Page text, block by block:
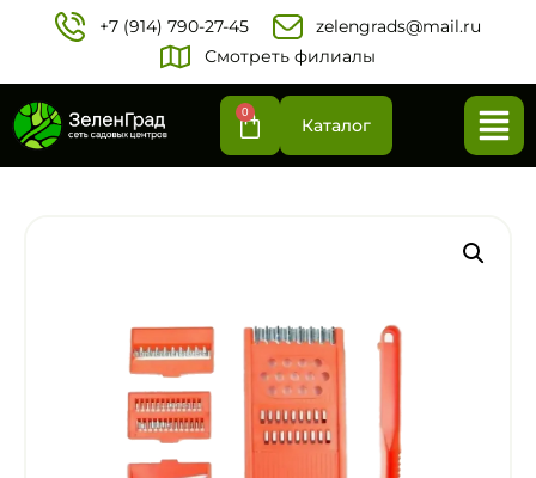
+7 (914) 790-27-45‬
zelengrads@mail.ru
Смотреть филиалы
0
Каталог